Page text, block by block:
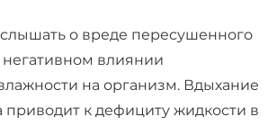
о вреде пересушенного
негативном влиянии
на организм. Вдыхание
приводит к дефициту жидкости в